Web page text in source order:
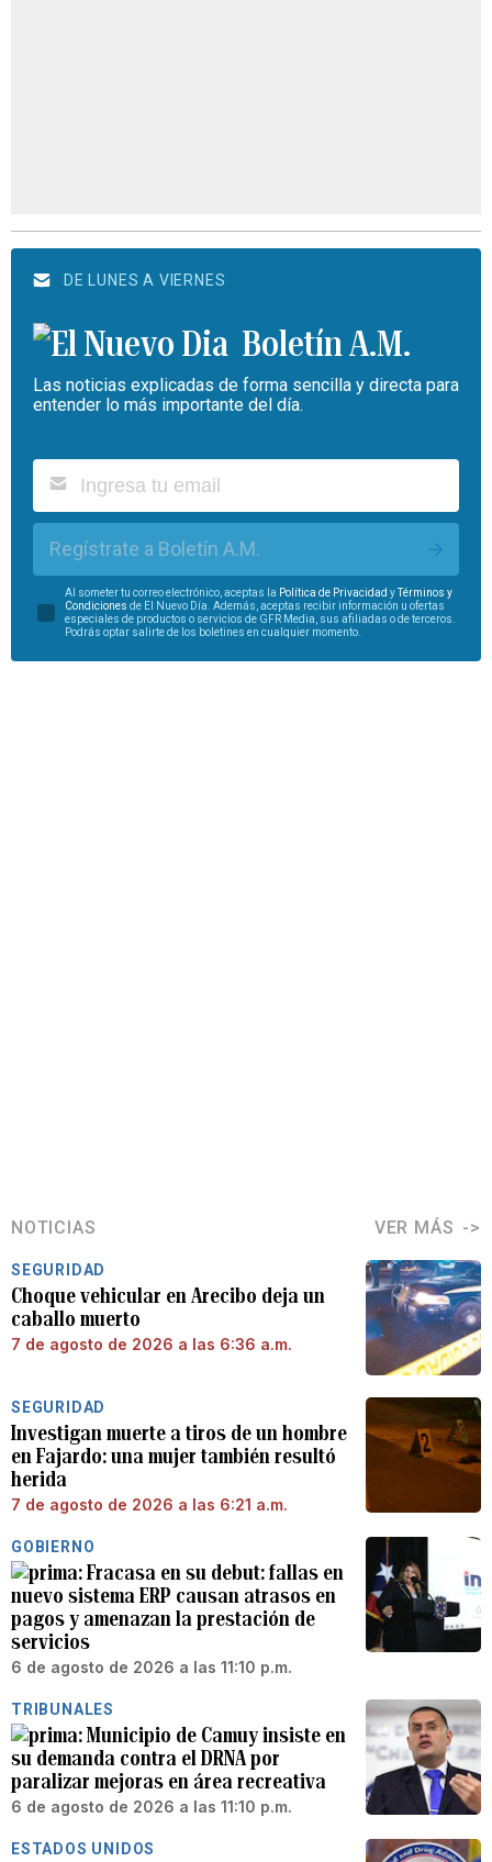
DE LUNES A VIERNES
Boletín A.M.
Las noticias explicadas de forma sencilla y directa para
entender lo más importante del día.
Regístrate a Boletín A.M.
Al someter tu correo electrónico, aceptas la Política de Privacidad yTérminos y
Condiciones de El Nuevo Día. Además, aceptas recibir información u ofertas
especiales de productos o servicios de GFR Media, sus afiliadas o de terceros.
Podrás optar salirte de los boletines en cualquier momento.
NOTICIAS VER MÁS
SEGURIDAD
Choque vehicular en Arecibo deja un
caballo muerto
7 de agosto de 2026 a las 6:36 a.m.
SEGURIDAD
Investigan muerte a tiros de un hombre
en Fajardo: una mujer también resultó
herida
7 de agosto de 2026 a las 6:21 a.m.
GOBIERNO
Fracasa en su debut: fallas en
nuevo sistema ERP causan atrasos en
pagos y amenazan la prestación de
servicios
6 de agosto de 2026 a las 11:10 p.m.
TRIBUNALES
Municipio de Camuy insiste en
su demanda contra el DRNA por
paralizar mejoras en área recreativa
6 de agosto de 2026 a las 11:10 p.m.
ESTADOS UNIDOS